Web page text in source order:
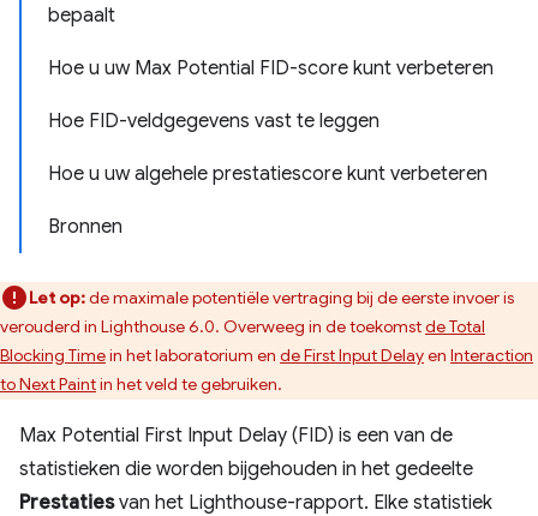
bepaalt
Hoe u uw Max Potential FID-score kunt verbeteren
Hoe FID-veldgegevens vast te leggen
Hoe u uw algehele prestatiescore kunt verbeteren
Bronnen
Let op:de maximale potentiële vertraging bij de eerste invoer is
verouderd in Lighthouse 6.0. Overweeg in de toekomstde Total
Blocking Timein het laboratorium en de First Input Delayen Interaction
to Next Paintin het veld te gebruiken.
Max Potential First Input Delay (FID) is een van de
statistieken die worden bijgehouden in het gedeelte
Prestatiesvan het Lighthouse-rapport. Elke statistiek